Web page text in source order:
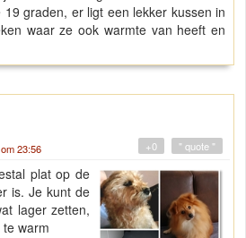
graden, er ligt een lekker kussen in
waar ze ook warmte van heeft en
23:56 " quote "
+0
plat op de
is. Je kunt de
lager zetten,
warm